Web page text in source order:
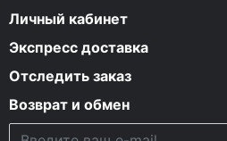
Личный кабинет
Экспресс доставка
Отследить заказ
Возврат и обмен